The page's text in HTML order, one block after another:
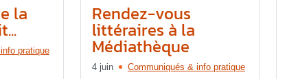
la
pratique
Rendez-vous
littéraires à la
Médiathèque
4 juin Communiqués & info pratique